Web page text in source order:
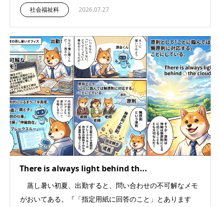
社会福祉科 2026.07.27
There is always light behind th...
蒸し暑い初夏、出勤すると、問い合わせの不可解なメモ
がおいてある。『「指定用紙に回答のこと」とあります